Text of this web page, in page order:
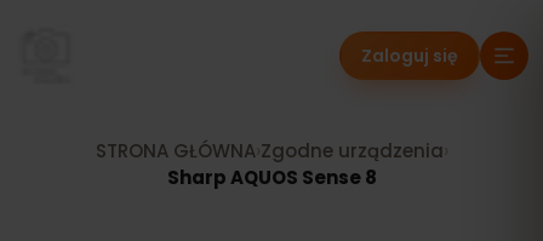
Zaloguj się
STRONA GŁÓWNA› Zgodne urządzenia
Sharp AQUOS Sense 8